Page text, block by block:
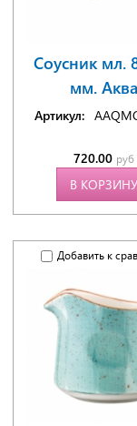
Соусник мл.
мм. Аква
Артикул:
720.00 руб
В КОРЗИНУ
Добавить к